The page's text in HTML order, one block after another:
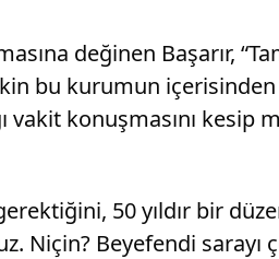
değinen Başarır,
bu kurumun
konuşmasını kesip
50 yıldır bir
Niçin? Beyefendi sarayı